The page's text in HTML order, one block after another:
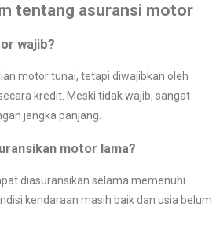
tentang asuransi motor
wajib?
motor tunai, tetapi diwajibkan oleh
kredit. Meski tidak wajib, sangat
jangka panjang.
motor lama?
diasuransikan selama memenuhi
kendaraan masih baik dan usia belum